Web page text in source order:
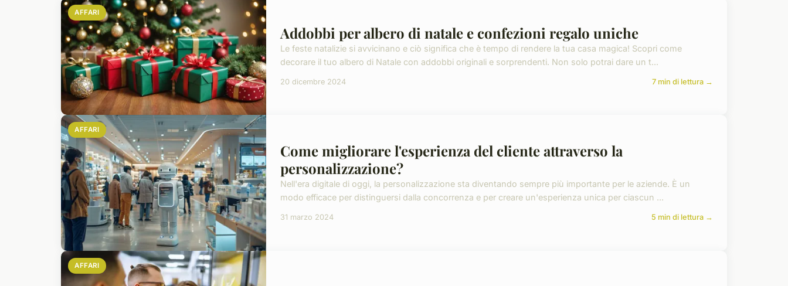
AFFARI
Addobbi per albero di natale e confezioni regalo uniche
Le feste natalizie si avvicinano e ciò significa che è tempo di rendere la tua casa magica! Scopri come
decorare il tuo albero di Natale con addobbi originali e sorprendenti. Non solo potrai dare un t...
20 dicembre 2024 7 min di lettura →
AFFARI
Come migliorare l'esperienza del cliente attraverso la
personalizzazione?
Nell'era digitale di oggi, la personalizzazione sta diventando sempre più importante per le aziende. È un
modo efficace per distinguersi dalla concorrenza e per creare un'esperienza unica per ciascun ...
31 marzo 2024 5 min di lettura →
AFFARI